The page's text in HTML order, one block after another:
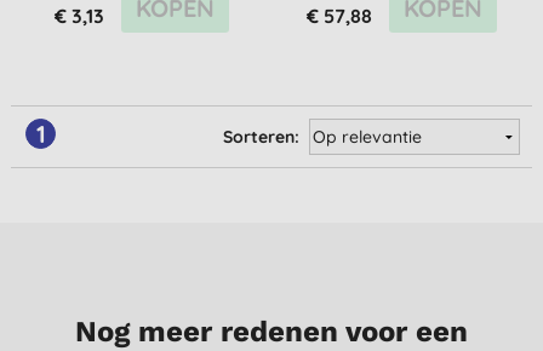
€ 3,13 KOPEN € 57,88 KOPEN
1 Sorteren:
Nog meer redenen voor een